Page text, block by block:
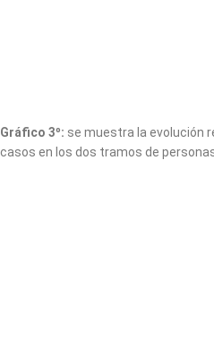
Gráfico 3º: se muestra la evolución
casos en los dos tramos de